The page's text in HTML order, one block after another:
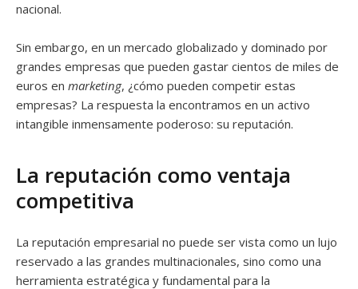
nacional.
Sin embargo, en un mercado globalizado y dominado por
grandes empresas que pueden gastar cientos de miles de
euros en marketing, ¿cómo pueden competir estas
empresas? La respuesta la encontramos en un activo
intangible inmensamente poderoso: su reputación.
La reputación como ventaja
competitiva
La reputación empresarial no puede ser vista como un lujo
reservado a las grandes multinacionales, sino como una
herramienta estratégica y fundamental para la